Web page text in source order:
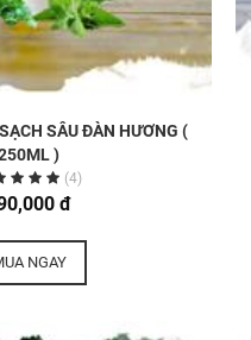
SÂU ĐÀN HƯƠNG (
)
(4)
đ
NGAY